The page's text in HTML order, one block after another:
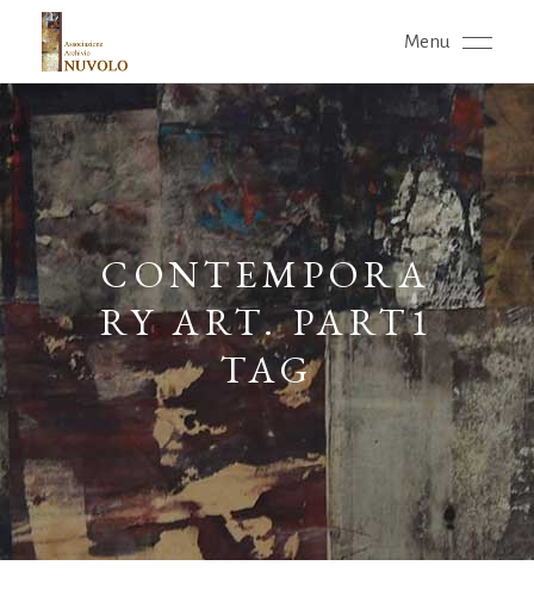
Menu
CONTEMPORA
RY ART. PART1
TAG